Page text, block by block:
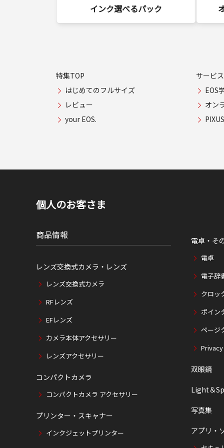
インク選べるパック
特集TOP
はじめてのフルサイズ
レビュー
your EOS.
サービ
EOS
オン
個人のお客さま
商品情報
レンズ交換式カメラ・レンズ
レンズ交換式カメラ
RFレンズ
EFレンズ
カメラ本体アクセサリー
レンズアクセサリー
コンパクトカメラ
コンパクトカメラ アクセサリー
プリンター・スキャナー
インクジェットプリンター
電卓・そ
電卓
電子辞
クロッ
ポイン
ページ
Privacy
双眼鏡
Light＆
写真集
アプリ・